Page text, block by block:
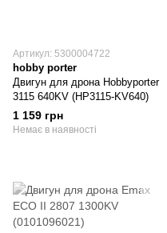
Артикул: 5300004722
hobby porter
Двигун для дрона Hobbyporter
3115 640KV (HP3115-KV640)
1 159 грн
Немає в наявності